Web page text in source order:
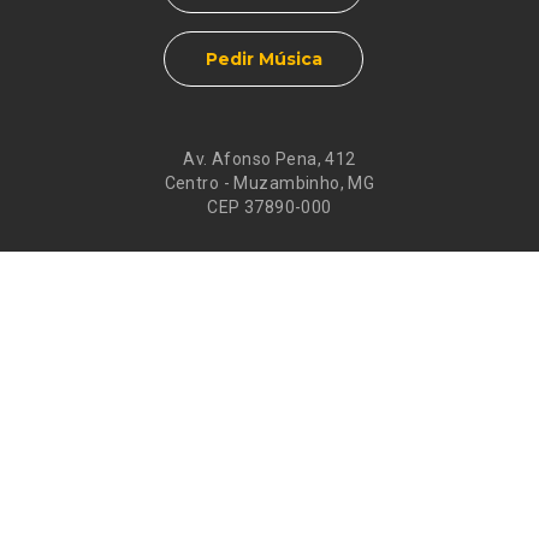
Av. Afonso Pena, 412
Centro - Muzambinho, MG
CEP 37890-000
Pedir Música